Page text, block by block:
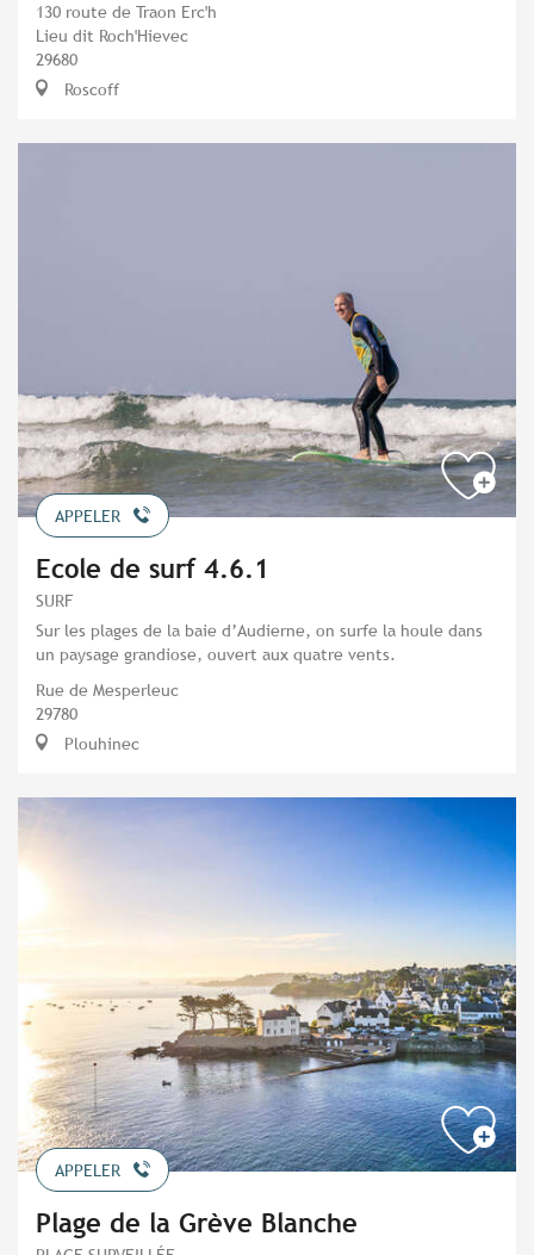
130 route de Traon Erc'h
Lieu dit Roch'Hievec
29680
Roscoff
APPELER
Ecole de surf 4.6.1
SURF
Sur les plages de la baie d’Audierne, on surfe la houle dans
un paysage grandiose, ouvert aux quatre vents.
Rue de Mesperleuc
29780
Plouhinec
APPELER
Plage de la Grève Blanche